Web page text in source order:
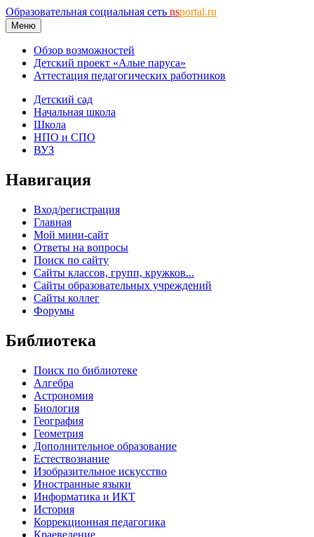
Образовательная социальная сеть nsportal.ru
Меню
Обзор возможностей
Детский проект «Алые паруса»
Аттестация педагогических работников
Детский сад
Начальная школа
Школа
НПО и СПО
ВУЗ
Навигация
Вход/регистрация
Главная
Мой мини-сайт
Ответы на вопросы
Поиск по сайту
Сайты классов, групп, кружков...
Сайты образовательных учреждений
Сайты коллег
Форумы
Библиотека
Поиск по библиотеке
Алгебра
Астрономия
Биология
География
Геометрия
Дополнительное образование
Естествознание
Изобразительное искусство
Иностранные языки
Информатика и ИКТ
История
Коррекционная педагогика
Краеведение